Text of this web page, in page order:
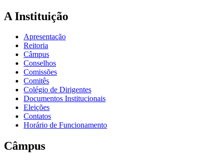
A Instituição
Apresentação
Reitoria
Câmpus
Conselhos
Comissões
Comitês
Colégio de Dirigentes
Documentos Institucionais
Eleições
Contatos
Horário de Funcionamento
Câmpus